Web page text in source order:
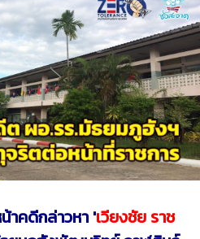
าคดีกล่าวหา 'เวียงชัย ราช